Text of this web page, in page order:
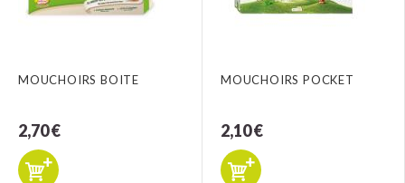
MOUCHOIRS BOITE
2,70 €
MOUCHOIRS POCKET
2,10 €